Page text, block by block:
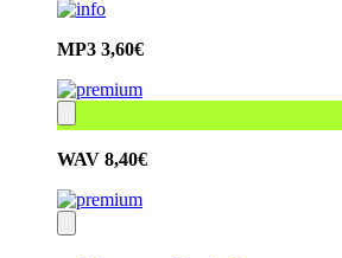
MP3 3,60€
WAV 8,40€